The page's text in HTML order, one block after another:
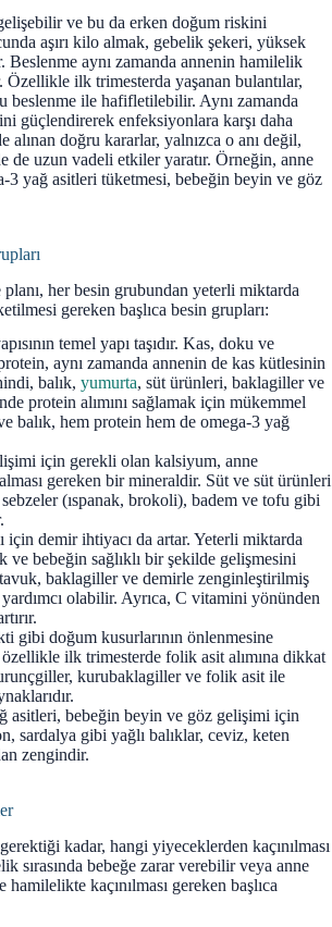
ve bu da erken doğum riskini
aşırı kilo almak, gebelik şekeri, yüksek
aynı zamanda annenin hamilelik
Özellikle ilk trimesterda yaşanan bulantılar,
ile hafifletilebilir. Aynı zamanda
güçlendirerek enfeksiyonlara karşı daha
alınan doğru kararlar, yalnızca o anı değil,
de uzun vadeli etkiler yaratır. Örneğin, anne
3 yağ asitleri tüketmesi, bebeğin beyin ve göz
her besin grubundan yeterli miktarda
gereken başlıca besin grupları:
temel yapı taşıdır. Kas, doku ve
aynı zamanda annenin de kas kütlesinin
balık, yumurta, süt ürünleri, baklagiller ve
protein alımını sağlamak için mükemmel
balık, hem protein hem de omega-3 yağ
için gerekli olan kalsiyum, anne
gereken bir mineraldir. Süt ve süt ürünleri
(ıspanak, brokoli), badem ve tofu gibi
için demir ihtiyacı da artar. Yeterli miktarda
ve bebeğin sağlıklı bir şekilde gelişmesini
baklagiller ve demirle zenginleştirilmiş
olabilir. Ayrıca, C vitamini yönünden
gibi doğum kusurlarının önlenmesine
ilk trimesterde folik asit alımına dikkat
kurubaklagiller ve folik asit ile
asitleri, bebeğin beyin ve göz gelişimi için
sardalya gibi yağlı balıklar, ceviz, keten
zengindir.
kadar, hangi yiyeceklerden kaçınılması
sırasında bebeğe zarar verebilir veya anne
hamilelikte kaçınılması gereken başlıca